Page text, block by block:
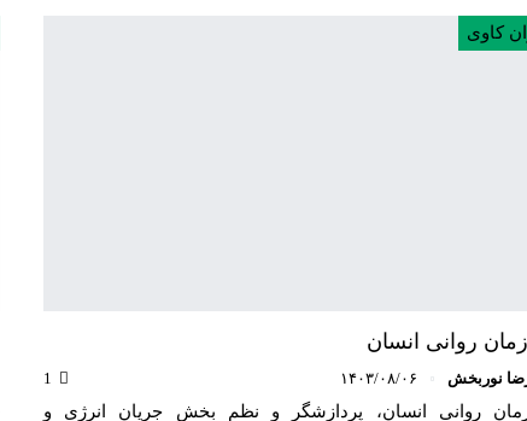
کاوی
روانی انسان
نوربخش ۱۴۰۳/۰۸/۰۶
روانی انسان، پردازشگر و نظم بخش جریان انرژی و